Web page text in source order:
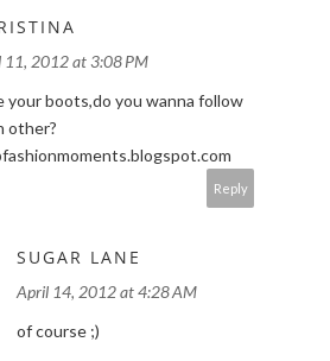
11, 2012 at 3:08 PM
your boots,do you wanna follow
other?
Reply
SUGAR LANE
April 14, 2012 at 4:28 AM
of course ;)